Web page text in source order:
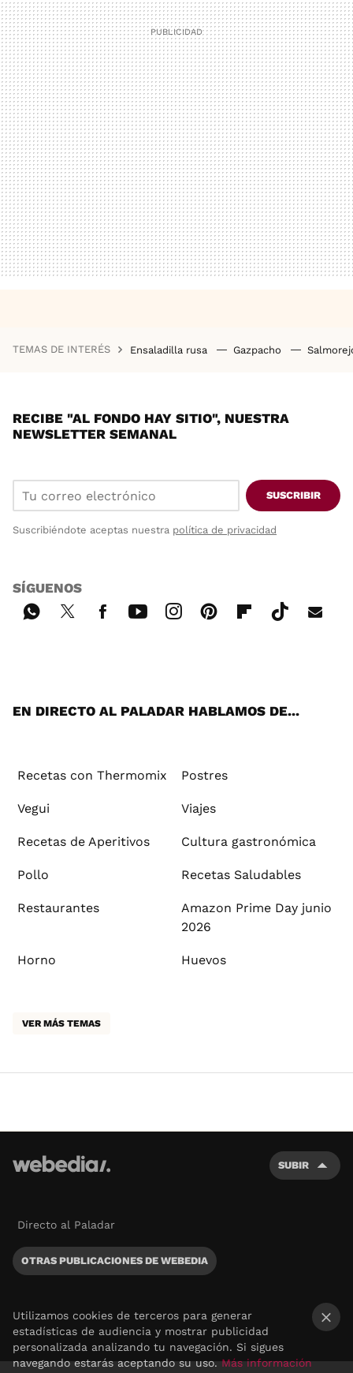
TEMAS DE INTERÉS Ensaladilla rusa Gazpacho
RECIBE "AL FONDO HAY SITIO", NUESTRA
NEWSLETTER SEMANAL
SUSCRIBIR
Suscribiéndote aceptas nuestra política de privacidad
SÍGUENOS
EN DIRECTO AL PALADAR HABLAMOS DE...
Recetas con Thermomix Postres
Vegui Viajes
Recetas de Aperitivos Cultura gastronómica
Pollo Recetas Saludables
Restaurantes
Amazon Prime Day junio
2026
Horno Huevos
VER MÁS TEMAS
SUBIR
Directo al Paladar
OTRAS PUBLICACIONES DE WEBEDIA
Utilizamos cookies de terceros para generar
estadísticas de audiencia y mostrar publicidad
personalizada analizando tu navegación. Si sigues
navegando estarás aceptando su uso.Más información